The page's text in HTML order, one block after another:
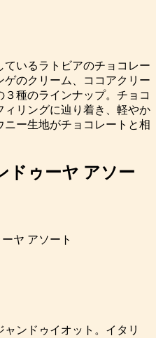
ているラトビアのチョコレー
ゲのクリーム、ココアクリー
種のラインナップ。チョコ
ィリングに辿り着き、軽やか
ー生地がチョコレートと相
ドゥーヤ アソー
ヤ アソート
ンドゥイオット。イタリ